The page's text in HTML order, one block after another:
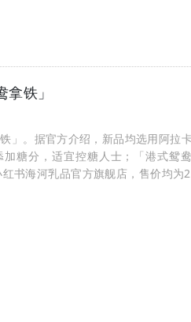
铁」
」。据官方介绍，新品均选用阿拉
糖分，适宜控糖人士；「港式鸳
书海河乳品官方旗舰店，售价均为